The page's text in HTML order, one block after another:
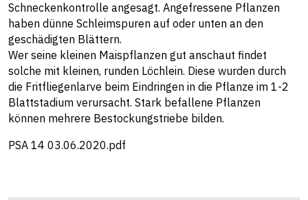
Schneckenkontrolle angesagt. Angefressene Pflanzen
haben dünne Schleimspuren auf oder unten an den
geschädigten Blättern.
Wer seine kleinen Maispflanzen gut anschaut findet
solche mit kleinen, runden Löchlein. Diese wurden durch
die Fritfliegenlarve beim Eindringen in die Pflanze im 1-2
Blattstadium verursacht. Stark befallene Pflanzen
können mehrere Bestockungstriebe bilden.
PSA 14 03.06.2020.pdf